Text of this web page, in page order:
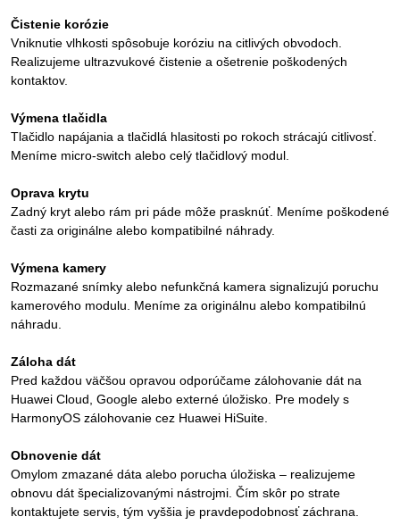
Čistenie korózie
Vniknutie vlhkosti spôsobuje koróziu na citlivých obvodoch.
Realizujeme ultrazvukové čistenie a ošetrenie poškodených
kontaktov.
Výmena tlačidla
Tlačidlo napájania a tlačidlá hlasitosti po rokoch strácajú citlivosť.
Meníme micro-switch alebo celý tlačidlový modul.
Oprava krytu
Zadný kryt alebo rám pri páde môže prasknúť. Meníme poškodené
časti za originálne alebo kompatibilné náhrady.
Výmena kamery
Rozmazané snímky alebo nefunkčná kamera signalizujú poruchu
kamerového modulu. Meníme za originálnu alebo kompatibilnú
náhradu.
Záloha dát
Pred každou väčšou opravou odporúčame zálohovanie dát na
Huawei Cloud, Google alebo externé úložisko. Pre modely s
HarmonyOS zálohovanie cez Huawei HiSuite.
Obnovenie dát
Omylom zmazané dáta alebo porucha úložiska – realizujeme
obnovu dát špecializovanými nástrojmi. Čím skôr po strate
kontaktujete servis, tým vyššia je pravdepodobnosť záchrana.